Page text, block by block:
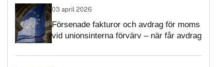
03 april 2026
Försenade fakturor och avdrag för moms
vid unionsinterna förvärv – när får avdrag